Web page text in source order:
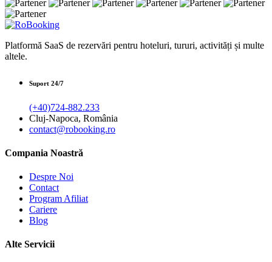
Platformă SaaS de rezervări pentru hoteluri, tururi, activități și multe
altele.
Suport 24/7
(+40)724-882.233
Cluj-Napoca, România
contact@robooking.ro
Compania Noastră
Despre Noi
Contact
Program Afiliat
Cariere
Blog
Alte Servicii